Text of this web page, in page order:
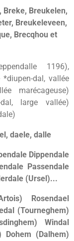
Breke, Breukelen,
Breukeleveen,
Brecqhou et
1196),
dal, vallée
marécageuse)
large vallée)
daele, dalle
Dippendale
Passendale
(Ursel)...
Rosendael
(Tourneghem)
Windal
Dohem (Dalhem)